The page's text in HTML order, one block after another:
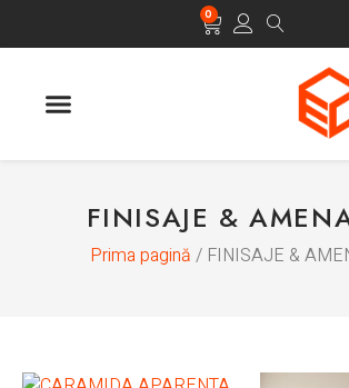
0
FINISAJE &
Prima pagină / FINISAJE &